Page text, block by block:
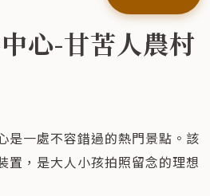
心-甘苦人農村
是一處不容錯過的熱門景點。該
置，是大人小孩拍照留念的理想